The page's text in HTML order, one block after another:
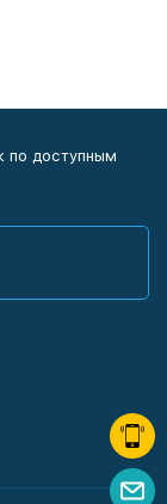
по доступным